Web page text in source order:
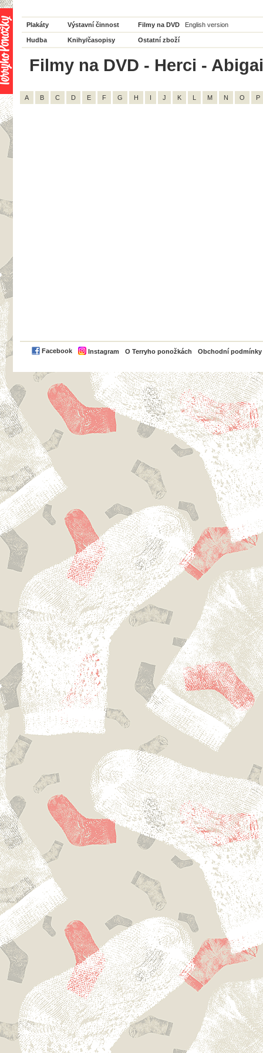
Plakáty Výstavní činnost Filmy na DVD English version
Hudba Knihy/časopisy Ostatní zboží
Filmy na DVD - Herci -
A B C D E F G H I J K L M N O P
Facebook Instagram O Terryho ponožkách Obchodní podmínky
PayPal